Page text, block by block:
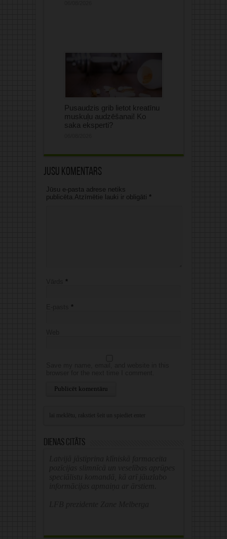
Pusaudzis grib lietot kreatīnu
muskuļu audzēšanai! Ko
saka eksperti?
Jūsu komentārs
Jūsu e-pasta adrese netiks
publicēta.Atzīmētie lauki ir obligāti *
*
*
Dienas citāts